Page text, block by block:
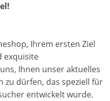
Ihrem ersten Ziel
exquisite
Ihnen unser aktuelles
dürfen, das speziell für
entwickelt wurde.